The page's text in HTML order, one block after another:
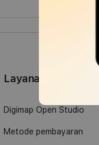
Layanan
Digimap Open Studio
Metode pembayaran